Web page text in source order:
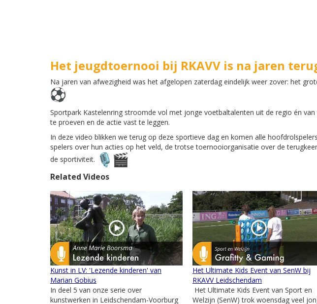
Het jeugdtoernooi bij RKAVV is na jaren
Na jaren van afwezigheid was het afgelopen zaterdag eindelijk weer zover: het
Sportpark Kastelenring stroomde vol met jonge voetbaltalenten uit de regio én
te proeven en de actie vast te leggen.
In deze video blikken we terug op deze sportieve dag en komen alle
spelers over hun acties op het veld, de trotse toernooiorganisatie over de
de sportiviteit.
Related Videos
Kunst in LV: 'Lezende kinderen' van
Marian Gobius
In deel 5 van onze serie over
kunstwerken in Leidschendam-Voorburg
Het Ultimate Kids Event van SenW bij
RKAVV Leidschendam
Het Ultimate Kids Event van Sport en
Welzijn (SenW) trok woensdag veel